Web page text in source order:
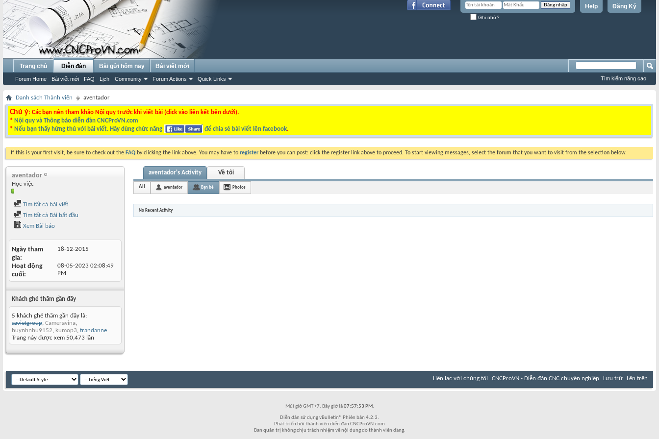
Đăng Ký
Help
Ghi nhớ?
Trang chủ Diễn đàn
Forum Home Bài viết mới FAQ Lịch Community Forum Actions Quick Links
Bài gửi hôm nay Bài viết mới
Tìm kiếm nâng cao
Danh sách Thành viên aventador
Chú ý: Các bạn nên tham khảo Nội quy trước khi viết bài (click vào liên kết bên dưới).
* Nội quy và Thông báo diễn đàn CNCProVN.com
* Nếu bạn thấy hứng thú với bài viết. Hãy dùng chức năng để chia sẻ bài viết lên facebook.
If this is your first visit, be sure to check out the FAQ by clicking the link above. You may have to register before you can post: click the register link above to proceed. To start viewing messages, select the forum that you want to visit from the selection below.
aventador
Học việc
Tìm tất cả bài viết
Tìm tất cả Bài bắt đầu
Xem Bài báo
Ngày tham
gia
18-12-2015
Hoạt động
cuối
08-05-2023 02:08:49
PM
Khách ghé thăm gần đây
5 khách ghé thăm gần đây là:
azvietgroup, Cameravina,
huynhnhu9152, kumop3, trandanne
Trang này được xem 50,473 lần
aventador's Activity Về tôi
All aventador Bạn bè Photos
No Recent Activity
Liên lạc với chúng tôi CNCProVN - Diễn đàn CNC chuyên nghiệp Lưu trữ Lên trên
Múi giờ GMT +7. Bây giờ là07:57:53 PM.
Diễn đàn sử dụng vBulletin® Phiên bản 4.2.3.
Phát triển bởi thành viên diễn đàn CNCProVN.com
Ban quản trị không chịu trách nhiệm về nội dung do thành viên đăng.